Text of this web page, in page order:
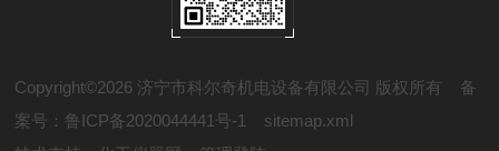
Copyright©2026 济宁市科尔奇机电设备有限公司 版权所有 备
案号：鲁ICP备2020044441号-1
sitemap.xml